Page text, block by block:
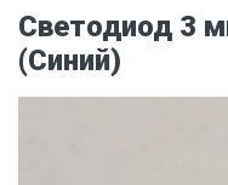
Светодиод 3
(Синий)